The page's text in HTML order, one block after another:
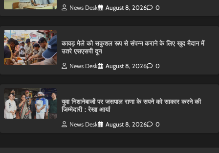
News Desk August 8, 2026 0
कावड़ मेले को सकुशल रूप से संपन्न कराने के लिए खुद मैदान में
उतरे एसएसपी दून
News Desk August 8, 2026 0
युवा निशानेबाजों पर जसपाल राणा के सपने को साकार करने की
जिम्मेदारी : रेखा आर्या
News Desk August 8, 2026 0